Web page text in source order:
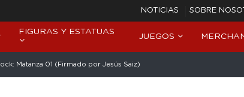
NOTICIAS SOBRE
FIGURAS Y ESTATUAS
JUEGOS
Matanza 01 (Firmado por Jesús Saiz)